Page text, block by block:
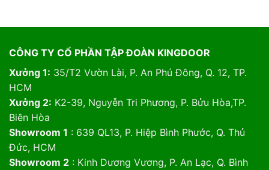
CÔNG TY CỔ PHẦN TẬP ĐOÀN KINGDOOR
Xưởng 1: 35/T2 Vườn Lài, P. An Phú Đông, Q. 12, TP.
HCM
Xưởng 2: K2-39, Nguyễn Tri Phương, P. Bửu Hòa,TP.
Biên Hòa
Showroom 1 : 639 QL13, P. Hiệp Bình Phước, Q. Thủ
Đức, HCM
Showroom 2: Kinh Dương Vương, P. An Lạc, Q. Bình